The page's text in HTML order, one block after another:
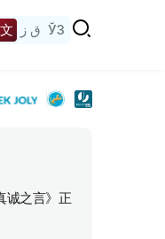
ق ز ЎЗ
之言》正